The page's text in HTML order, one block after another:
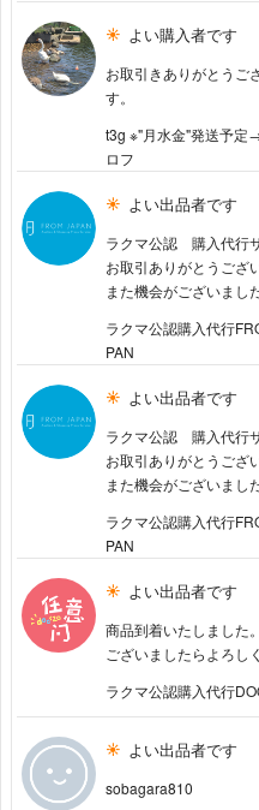
よい購入者です
お取引きありがとうご
す。
t3g ※"月水金"発送予定
ロフ
よい出品者です
ラクマ公認 購入代行
お取引ありがとうござ
また機会がございまし
ラクマ公認購入代行
PAN
よい出品者です
ラクマ公認 購入代行
お取引ありがとうござ
また機会がございまし
ラクマ公認購入代行
PAN
よい出品者です
商品到着いたしました
ございましたらよろし
ラクマ公認購入代行
よい出品者です
sobagara810